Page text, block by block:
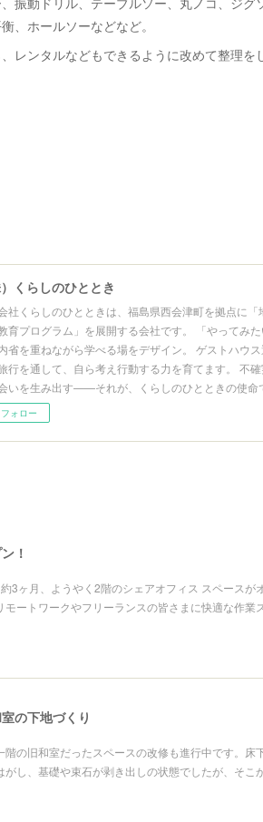
、ホールソーなどなど。
レンタルなどもできるように改めて整理を
）くらしのひととき
社くらしのひとときは、福島県西会津町を拠点に
育プログラム」を展開する会社です。 「やってみ
省を重ねながら学べる場をデザイン。 ゲストハウス
行を通して、自ら考え行動する力を育てます。 不
いを生み出す——それが、くらしのひとときの使命
フォロー
！
3ヶ月、ようやく2階のシェアオフィス スペースが
モートワークやフリーランスの皆さまに快適な作業
の下地づくり
階の旧和室だったスペースの改修も進行中です。床
がし、基礎や束石が剥き出しの状態でしたが、そこ